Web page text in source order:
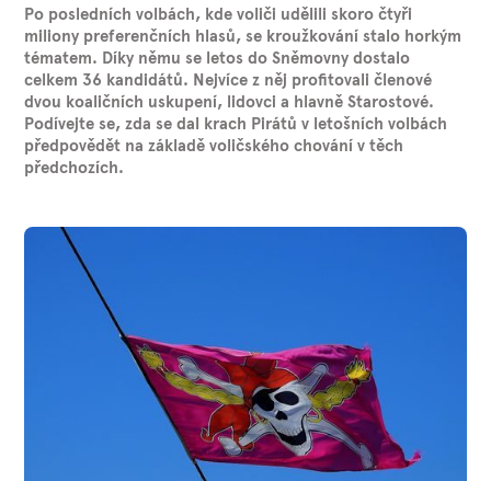
Po posledních volbách, kde voliči udělili skoro čtyři
miliony preferenčních hlasů, se kroužkování stalo horkým
tématem. Díky němu se letos do Sněmovny dostalo
celkem 36 kandidátů. Nejvíce z něj profitovali členové
dvou koaličních uskupení, lidovci a hlavně Starostové.
Podívejte se, zda se dal krach Pirátů v letošních volbách
předpovědět na základě voličského chování v těch
předchozích.